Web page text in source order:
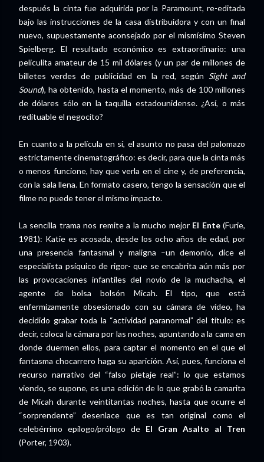
después la cinta fue adquirida por la Paramount, re-editada
bajo las instrucciones de la casa distribuidora y con un final
nuevo, supuestamente aconsejado por el mismísimo Steven
Spielberg. El resultado económico es extraordinario: una
peliculita amateur de 15 mil dólares (y un par de millones de
billetes verdes de publicidad en la red, según Sight and
Sound), ha obtenido, hasta el momento, más de 100 millones
de dólares sólo en la taquilla estadounidense. ¿Así, o más
redituable el negocito?
En cuanto a la película en sí, el asunto no pasa del palomazo
estrictamente cinematográfico: es decir, para que la cinta más
o menos funcione, hay que verla en el cine y, de preferencia,
con la sala llena. En formato casero, tengo la sensación que el
filme no puede tener el mismo impacto.
La sencilla trama nos remite a la mucho mejor El Ente(Furie,
1981): Katie es acosada, desde los ocho años de edad, por
una presencia fantasmal y maligna –un demonio, dice el
especialista psíquico de rigor- que se encabrita aún más por
las provocaciones infantiles del novio de la muchacha, el
agente de bolsa bolsón Micah. El tipo, que está
enfermizamente obsesionado con su cámara de vídeo, ha
decidido grabar toda la “actividad paranormal” del título: es
decir, coloca la cámara por las noches, apuntando a la cama en
donde duermen ellos, para captar el momento en el que el
fantasma chocarrero haga su aparición. Así, pues, funciona el
recurso narrativo del “falso pietaje real”: lo que estamos
viendo, se supone, es una edición de lo que grabó la camarita
de Micah durante veintitantas noches, hasta que ocurre el
“sorprendente” desenlace que es tan original como el
celebérrimo epílogo/prólogo de El Gran Asalto al Tren
(Porter, 1903).